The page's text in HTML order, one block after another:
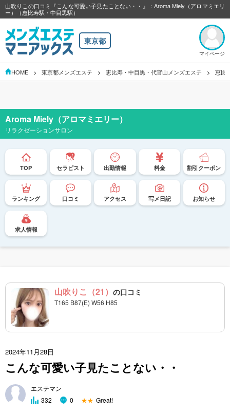
山吹りこの口コミ『こんな可愛い子見たことない・・』：Aroma Miely（アロマミエリ
ー）（恵比寿駅・中目黒駅）
東京都
マイページ
HOME 東京都メンズエステ 恵比寿・中目黒・代官山メンズエステ 恵比
Aroma Miely（アロマミエリー）
リラクゼーションサロン
TOP セラピスト 出勤情報 料金 割引クーポン
ランキング 口コミ アクセス 写メ日記 お知らせ
求人情報
山吹りこ（21） の口コミ
T165 B87(E) W56 H85
2024年11月28日
こんな可愛い子見たことない・・
エステマン
332
0 ★★ Great!